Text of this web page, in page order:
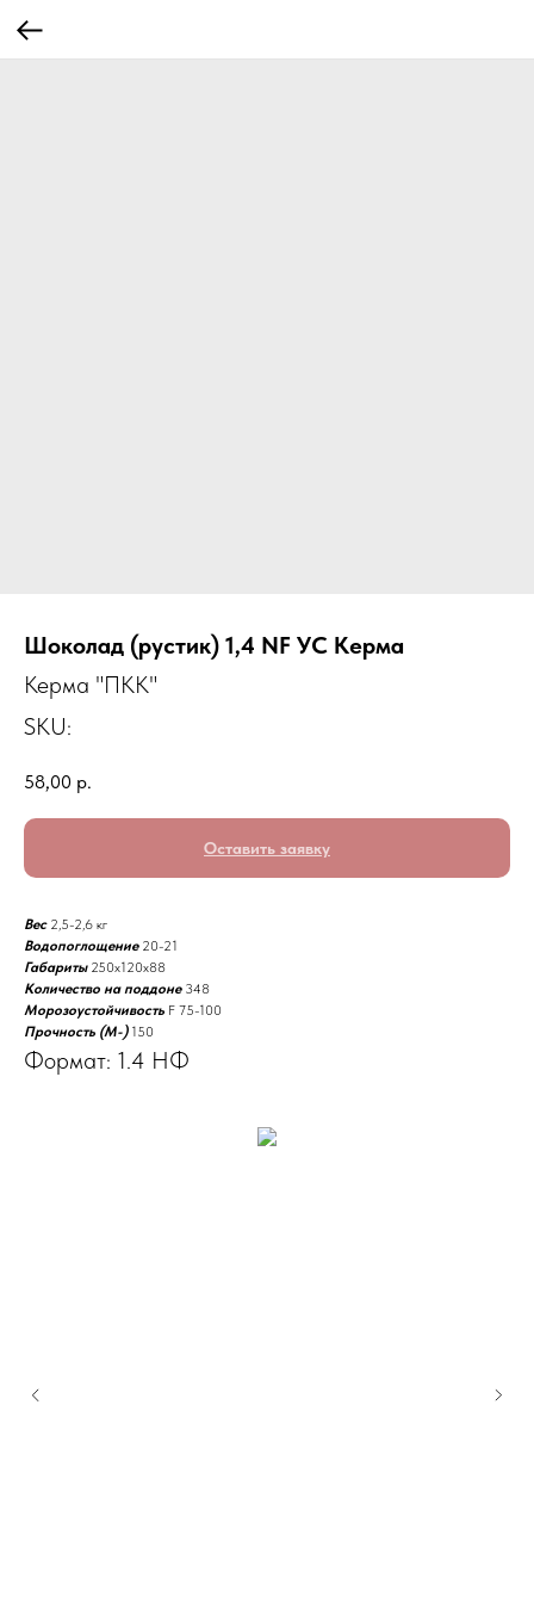
Шоколад (рустик) 1,4 NF УС Керма
Керма "ПКК"
SKU:
58,00 р.
Оставить заявку
Вес 2,5-2,6 кг
Водопоглощение 20-21
Габариты 250х120х88
Количество на поддоне 348
Морозоустойчивость F 75-100
Прочность (M-) 150
Формат: 1.4 НФ